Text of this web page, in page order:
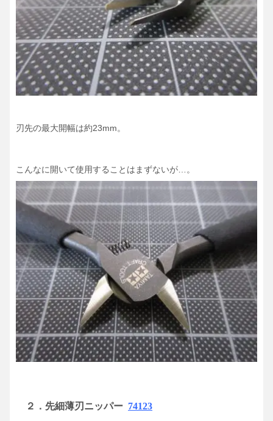
刃先の最大開幅は約23mm。
こんなに開いて使用することはまずないが…。
２． 先細薄刃ニッパー 74123